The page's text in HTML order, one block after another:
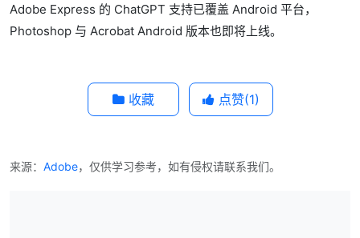
Adobe Express 的 ChatGPT 支持已覆盖 Android 平台，
Photoshop 与 Acrobat Android 版本也即将上线。
收藏 点赞(1)
来源： Adobe，仅供学习参考，如有侵权请联系我们。